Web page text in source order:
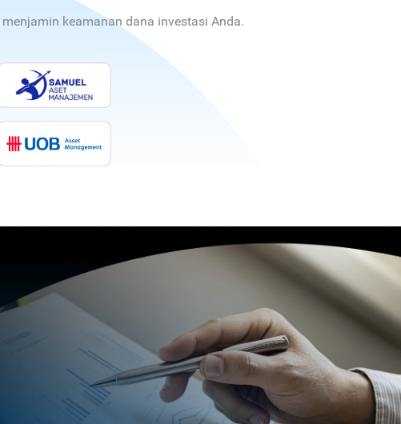
keamanan dana investasi Anda.